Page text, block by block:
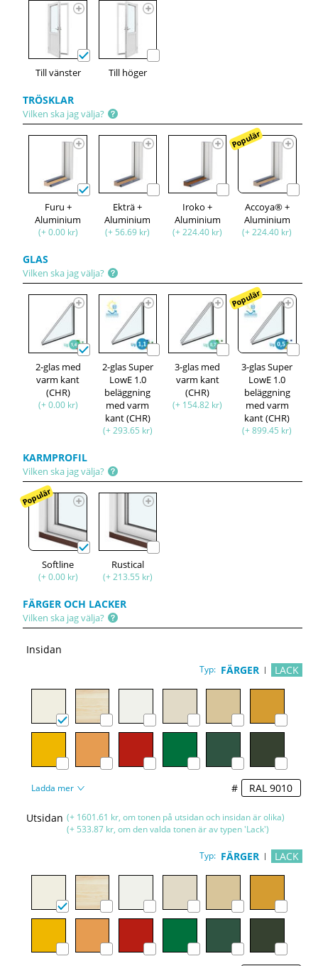
Till vänster Till höger
TRÖSKLAR
Vilken ska jag välja?
Furu +
Aluminium
(+ 0.00 kr)
Ekträ +
Aluminium
(+ 56.69 kr)
Iroko +
Aluminium
(+ 224.40 kr)
Populär
Accoya® +
Aluminium
(+ 224.40 kr)
GLAS
Vilken ska jag välja?
2-glas med
varm kant
(CHR)
(+ 0.00 kr)
2-glas Super
LowE 1.0
beläggning
med varm
kant (CHR)
(+ 293.65 kr)
3-glas med
varm kant
(CHR)
(+ 154.82 kr)
Populär
3-glas Super
LowE 1.0
beläggning
med varm
kant (CHR)
(+ 899.45 kr)
KARMPROFIL
Vilken ska jag välja?
Populär
Softline
(+ 0.00 kr)
Rustical
(+ 213.55 kr)
FÄRGER OCH LACKER
Vilken ska jag välja?
Insidan
Typ: FÄRGER LACK
Ladda mer #
Utsidan (+ 1601.61 kr, om tonen på utsidan och insidan är olika)
(+ 533.87 kr, om den valda tonen är av typen 'Lack')
Typ: FÄRGER LACK